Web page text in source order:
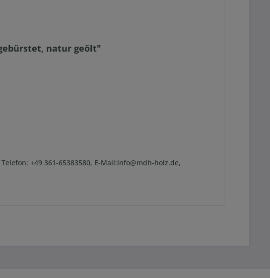
natur geölt"
+49 361-65383580, E-Mail:info@mdh-holz.de,